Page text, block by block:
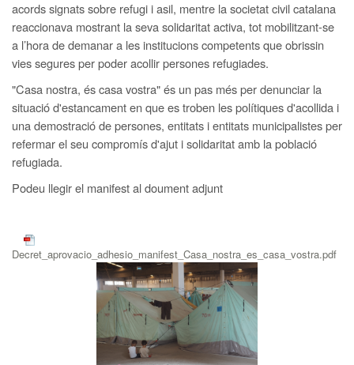
acords signats sobre refugi i asil, mentre la societat civil catalana
reaccionava mostrant la seva solidaritat activa, tot mobilitzant-se
a l’hora de demanar a les institucions competents que obrissin
vies segures per poder acollir persones refugiades.
"Casa nostra, és casa vostra" és un pas més per denunciar la
situació d'estancament en que es troben les polítiques d'acollida i
una demostració de persones, entitats i entitats municipalistes per
refermar el seu compromís d'ajut i solidaritat amb la població
refugiada.
Podeu llegir el manifest al doument adjunt
Decret_aprovacio_adhesio_manifest_Casa_nostra_es_casa_vostra.pdf